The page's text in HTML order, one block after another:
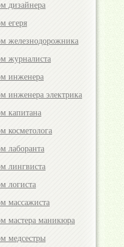
дизайнера
егеря
железнодорожника
журналиста
инженера
инженера электрика
капитана
косметолога
лаборанта
лингвиста
логиста
массажиста
мастера маникюра
медсестры